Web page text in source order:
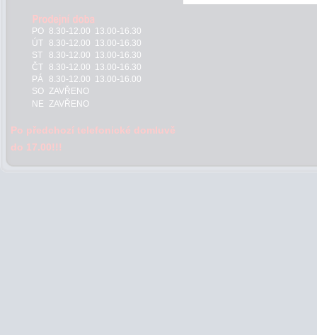
PO 8.30-12.00 13.00-16.30
ÚT
8.30-12.00 13.00-16.30
ST
8.30-12.00 13.00-16.30
ČT
8.30-12.00 13.00-16.30
PÁ
8.30-12.00 13.00-16.00
SO ZAVŘENO
NE ZAVŘENO
Po předchozí telefonické domluvě
do 17.00!!!